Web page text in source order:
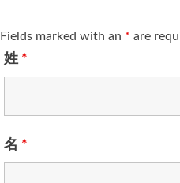
Fields marked with an * are
姓 *
名 *